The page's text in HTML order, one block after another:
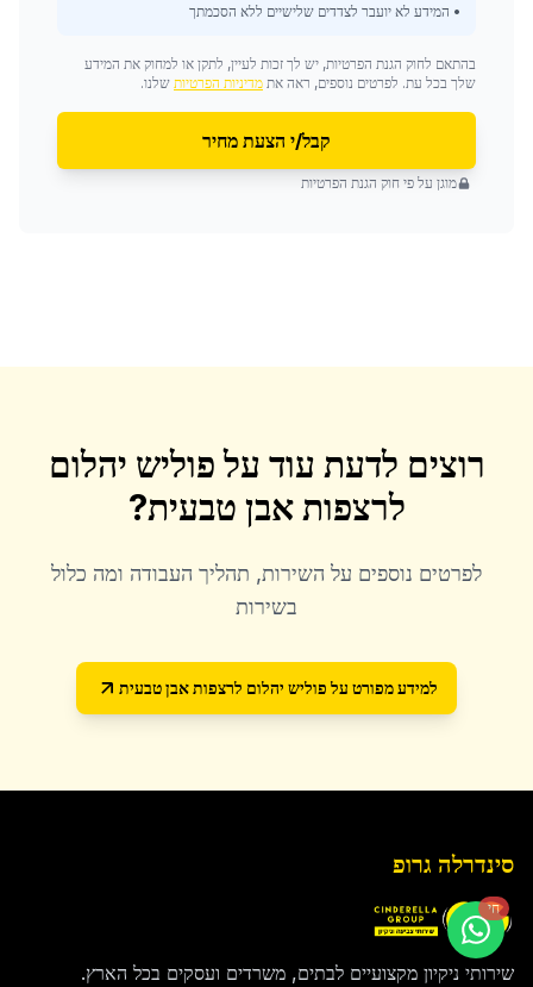
• המידע לא יועבר לצדדים שלישיים ללא הסכמתך
בהתאם לחוק הגנת הפרטיות, יש לך זכות לעיין, לתקן או למחוק את המידע
שלך בכל עת. לפרטים נוספים, ראה את מדיניות הפרטיות שלנו.
קבל/י הצעת מחיר
מוגן על פי חוק הגנת הפרטיות
רוצים לדעת עוד עלפוליש יהלום
לרצפות אבן טבעית?
לפרטים נוספים על השירות, תהליך העבודה ומה כלול
בשירות
למידע מפורט על פוליש יהלום לרצפות אבן טבעית
סינדרלה גרופ
שירותי ניקיון מקצועיים לבתים, משרדים ועסקים בכל הארץ.
חי